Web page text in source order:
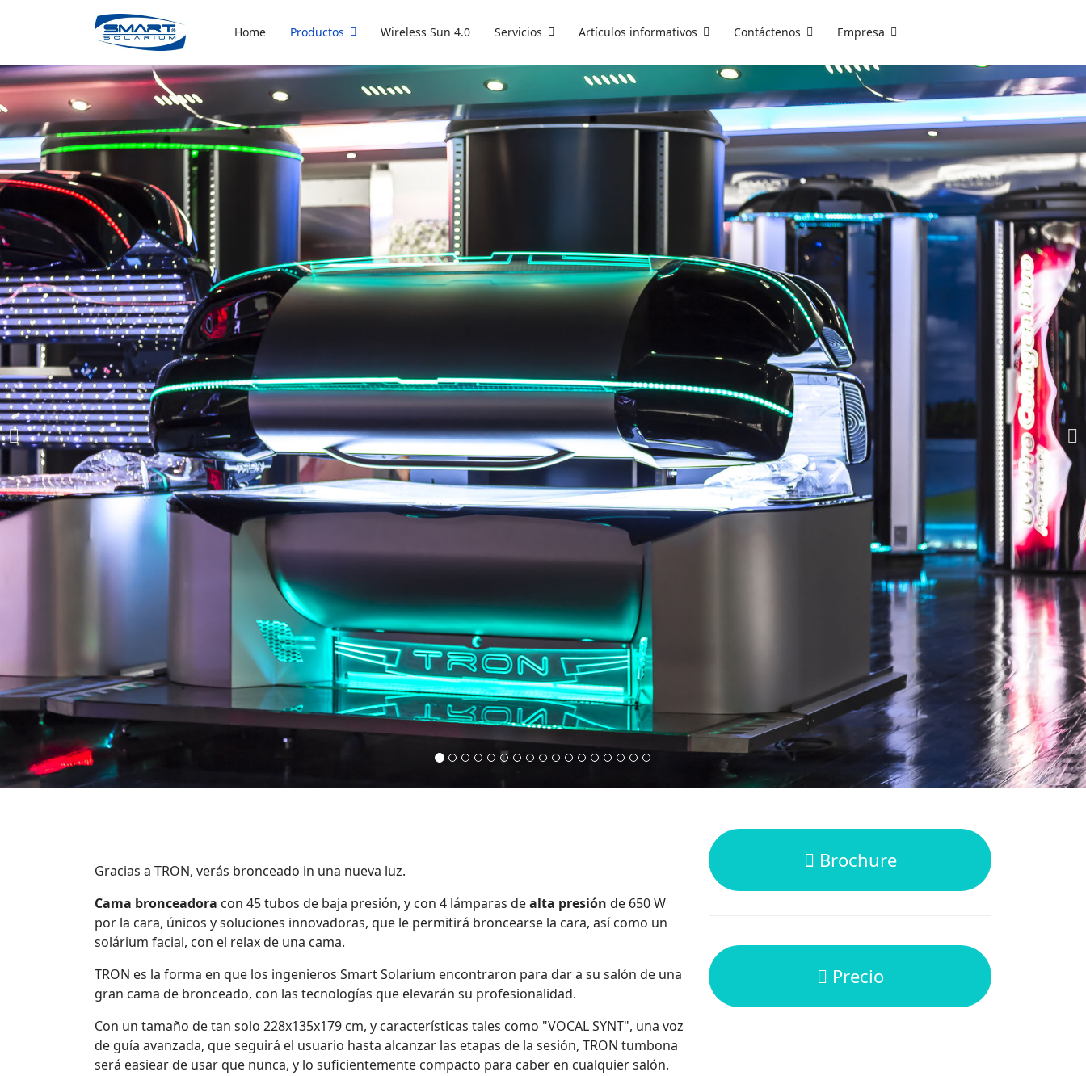
Home Productos Wireless Sun 4.0 Servicios Artículos informativos Contáctenos Empresa
Gracias a TRON, verás bronceado in una nueva luz.
Cama bronceadora con 45 tubos de baja presión, y con 4 lámparas dealta presión de 650 W
por la cara, únicos y soluciones innovadoras, que le permitirá broncearse la cara, así como un
solárium facial, con el relax de una cama.
TRON es la forma en que los ingenieros Smart Solarium encontraron para dar a su salón de una
gran cama de bronceado, con las tecnologías que elevarán su profesionalidad.
Con un tamaño de tan solo 228x135x179 cm, y características tales como "VOCAL SYNT", una voz
de guía avanzada, que seguirá el usuario hasta alcanzar las etapas de la sesión, TRON tumbona
será easiear de usar que nunca, y lo suficientemente compacto para caber en cualquier salón.
Brochure
Precio